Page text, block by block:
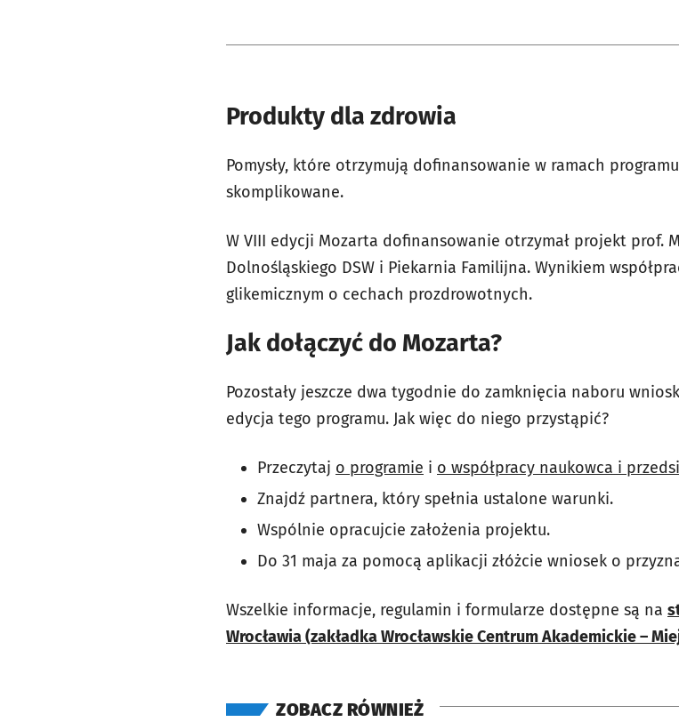
Produkty dla zdrowia
Pomysły, które otrzymują dofinansowanie w ramach
skomplikowane.
W VIII edycji Mozarta dofinansowanie otrzymał projekt prof.
Dolnośląskiego DSW i Piekarnia Familijna. Wynikiem
glikemicznym o cechach prozdrowotnych.
Jak dołączyć do Mozarta?
Pozostały jeszcze dwa tygodnie do zamknięcia naboru
edycja tego programu. Jak więc do niego przystąpić?
Przeczytaj o programie i o współpracy naukowca i
Znajdź partnera, który spełnia ustalone warunki.
Wspólnie opracujcie założenia projektu.
Do 31 maja za pomocą aplikacji złóżcie wniosek o
Wszelkie informacje, regulamin i formularze dostępne są na
Wrocławia (zakładka Wrocławskie Centrum Akademickie –
ZOBACZ RÓWNIEŻ